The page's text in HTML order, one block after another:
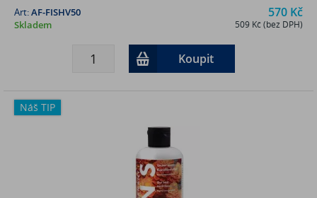
570 Kč
509 Kč (bez DPH)
Art:AF-FISHV50
Skladem
Koupit
Náš TIP